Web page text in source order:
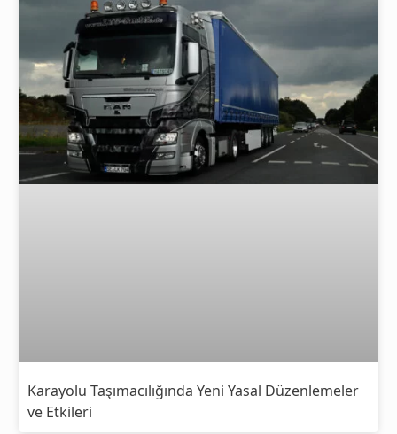
Karayolu Taşımacılığında Yeni Yasal Düzenlemeler
ve Etkileri